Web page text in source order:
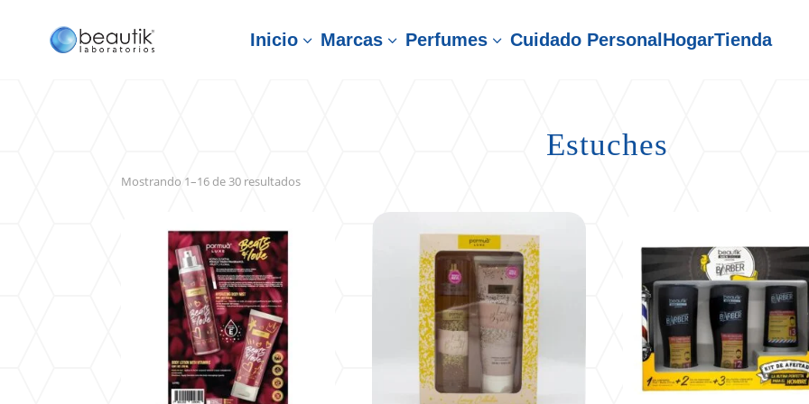
Inicio3 Marcas3 Perfumes3 Cuidado PersonalHogarTienda
Estuches
Mostrando 1–16 de 30 resultadosSorted